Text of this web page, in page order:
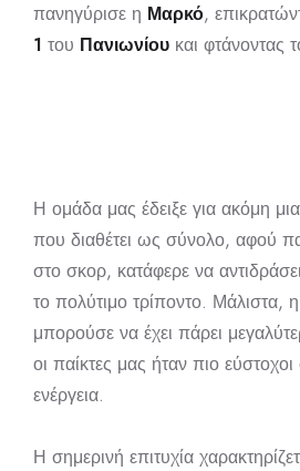
πανηγύρισε η Μαρκό,
1 του Πανιωνίου και φτάνοντας
Η ομάδα μας έδειξε για ακόμη
που διαθέτει ως σύνολο, αφού
στο σκορ, κατάφερε να
το πολύτιμο τρίποντο. Μάλιστα,
μπορούσε να έχει πάρει
οι παίκτες μας ήταν πιο εύστοχοι
ενέργεια.
Η σημερινή επιτυχία